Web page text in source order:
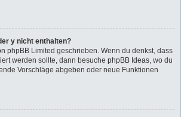
y nicht enthalten?
phpBB Limited geschrieben. Wenn du denkst, dass
werden sollte, dann besuche phpBB Ideas , wo du
Vorschläge abgeben oder neue Funktionen